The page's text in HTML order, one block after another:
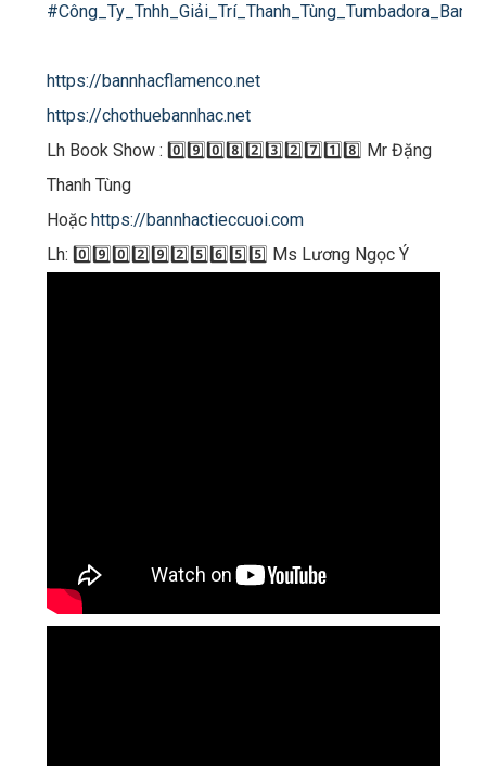
#Công_Ty_Tnhh_Giải_Trí_Thanh_Tùng_Tumbadora_Band​​​
https://bannhacflamenco.net​​​
https://chothuebannhac.net​​​
Lh Book Show : 0️⃣9️⃣0️⃣8️⃣2️⃣3️⃣2️⃣7️⃣1️⃣8️⃣ Mr Đặng
Thanh Tùng
Hoặc https://bannhactieccuoi.com​​​
Lh: 0️⃣9️⃣0️⃣2️⃣9️⃣2️⃣5️⃣6️⃣5️⃣5️⃣ Ms Lương Ngọc Ý